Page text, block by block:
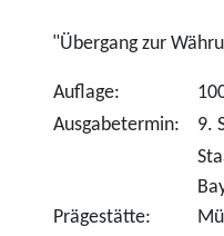
"Übergang zur
Auflage:
Ausgabetermin:
9.
Prägestätte: